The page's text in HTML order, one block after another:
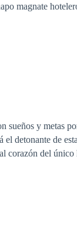
magnate
a entregarse a
por conquistar. Dos
del único